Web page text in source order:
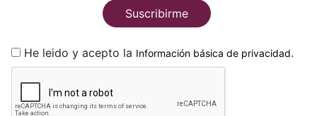
Suscribirme
He leido y acepto la Información básica de privacidad.